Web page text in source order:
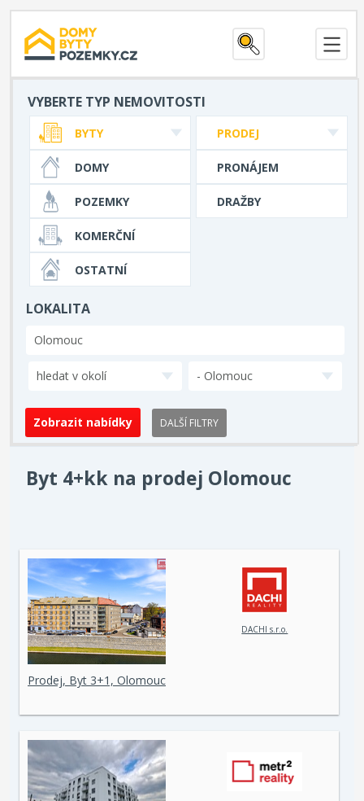
VYBERTE TYP NEMOVITOSTI
PRODEJ
PRONÁJEM
DRAŽBY
BYTY
DOMY
POZEMKY
KOMERČNÍ
OSTATNÍ
LOKALITA
hledat v okolí - Olomouc
DALŠÍ FILTRY
Byt 4+kk na prodej Olomouc
DACHI s.r.o.
Prodej, Byt 3+1, Olomouc